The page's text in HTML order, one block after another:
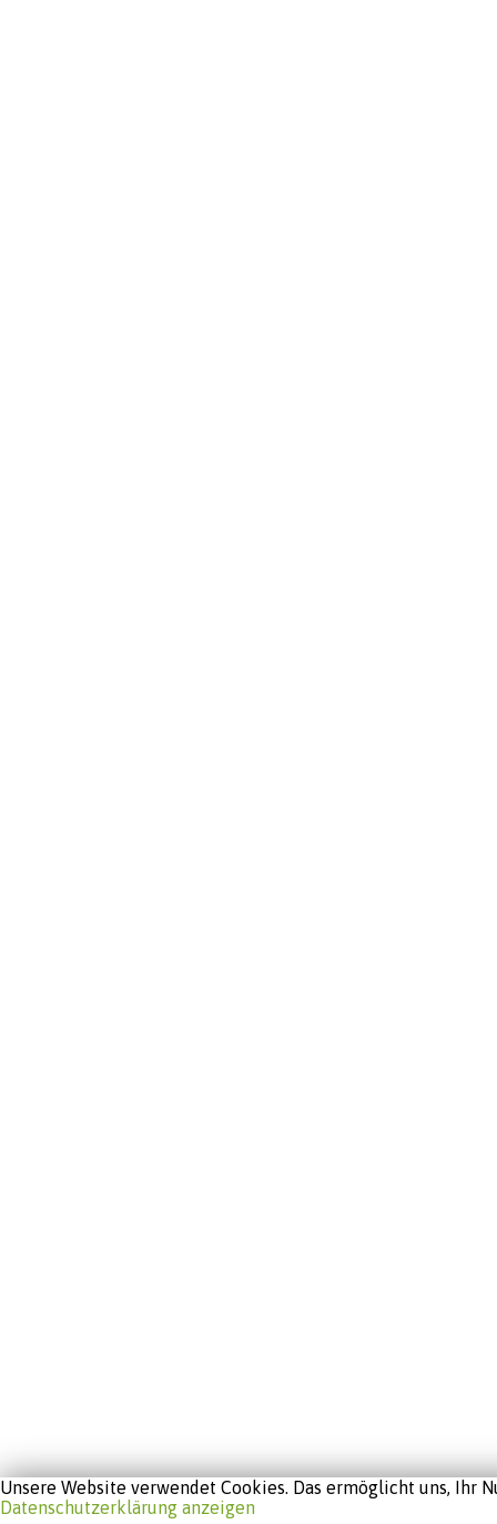
Unsere Website verwendet Cookies. Das ermöglicht uns,
Datenschutzerklärung anzeigen